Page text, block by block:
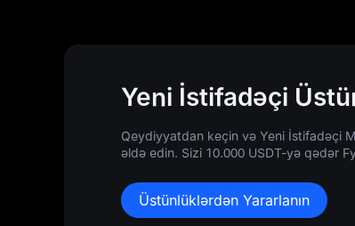
Yeni İstifadəçi
Qeydiyyatdan keçin və Yeni İstifadəçi
əldə edin. Sizi 10.000 USDT-yə qədər
Üstünlüklərdən Yararlanın